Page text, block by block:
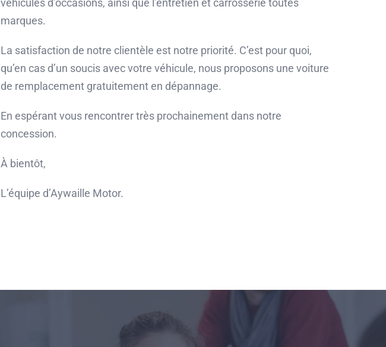
véhicules d’occasions, ainsi que l’entretien et carrosserie toutes
marques.
La satisfaction de notre clientèle est notre priorité. C’est pour quoi,
qu’en cas d’un soucis avec votre véhicule, nous proposons une voiture
de remplacement gratuitement en dépannage.
En espérant vous rencontrer très prochainement dans notre
concession.
À bientôt,
L’équipe d’Aywaille Motor.